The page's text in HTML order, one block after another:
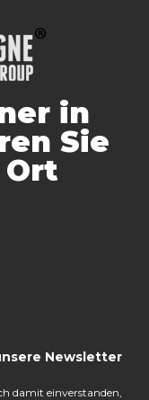
in
Sie
Newsletter
damit einverstanden,